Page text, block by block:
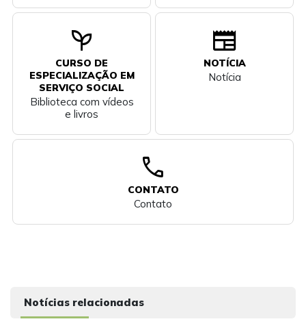
psychiatry
CURSO DE
ESPECIALIZAÇÃO EM
SERVIÇO SOCIAL
Biblioteca com vídeos
e livros
newspaper
NOTÍCIA
Notícia
call
CONTATO
Contato
Notícias relacionadas